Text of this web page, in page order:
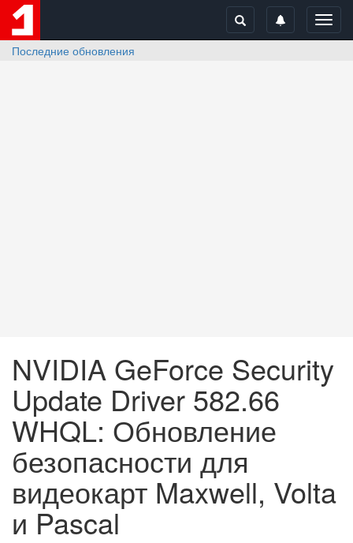
Последние обновления
NVIDIA GeForce Security
Update Driver 582.66
WHQL: Обновление
безопасности для
видеокарт Maxwell, Volta
и Pascal